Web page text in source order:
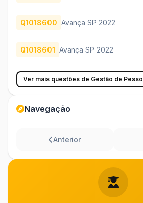
Q1018600 Avança SP 2022
Q1018601 Avança SP 2022
Ver mais questões de Gestão de
Navegação
Anterior